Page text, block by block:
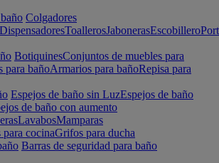
Colgadores
DispensadoresToallerosJabonerasEscobillero
BotiquinesConjuntos de muebles para
para bañoArmarios para bañoRepisa para
Espejos de baño sin LuzEspejos de baño
de baño con aumento
LavabosMamparas
cocinaGrifos para ducha
Barras de seguridad para baño